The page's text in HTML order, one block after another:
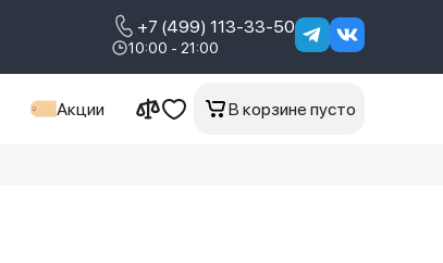
+7 (499) 113-33-50
10:00 - 21:00
Акции В корзине пусто